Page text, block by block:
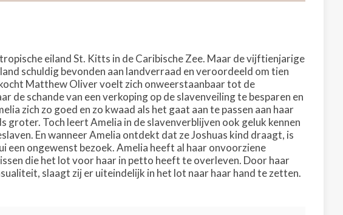
eiland St. Kitts in de Caribische Zee. Maar de vijftienjarige
schuldig bevonden aan landverraad en veroordeeld om tien
Matthew Oliver voelt zich onweerstaanbaar tot de
de schande van een verkoping op de slavenveiling te besparen en
zich zo goed en zo kwaad als het gaat aan te passen aan haar
Toch leert Amelia in de slavenverblijven ook geluk kennen
En wanneer Amelia ontdekt dat ze Joshuas kind draagt, is
een ongewenst bezoek. Amelia heeft al haar onvoorziene
die het lot voor haar in petto heeft te overleven. Door haar
slaagt zij er uiteindelijk in het lot naar haar hand te zetten.